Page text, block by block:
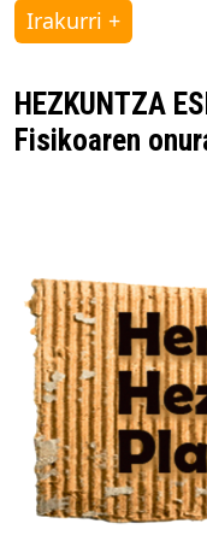
Irakurri +
HEZKUNTZA
Fisikoaren